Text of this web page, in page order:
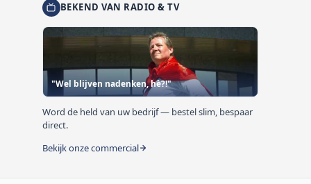
BEKEND VAN RADIO & TV
"Wel blijven nadenken, hè?!"
Word de held van uw bedrijf — bestel slim, bespaar
direct.
Bekijk onze commercial